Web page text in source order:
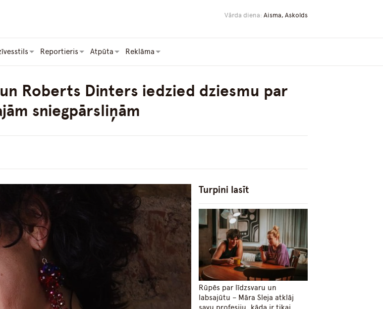
Vārda diena: Aisma, Askolds
Reportieris Atpūta Reklāma
Roberts Dinters iedzied dziesmu par
sniegpārsliņām
Turpini lasīt
Rūpēs par līdzsvaru un
labsajūtu – Māra Sleja atklāj